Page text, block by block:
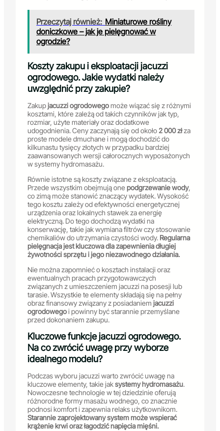
Przeczytaj również: Miniaturowe rośliny
doniczkowe – jak je pielęgnować w
ogrodzie?
Koszty zakupu i eksploatacji jacuzzi
ogrodowego. Jakie wydatki należy
uwzględnić przy zakupie?
Zakupjacuzzi ogrodowegomoże wiązać się z różnymi
kosztami, które zależą od takich czynników jak typ,
rozmiar, użyte materiały oraz dodatkowe
udogodnienia. Ceny zaczynają się od około 2 000 złza
proste modele dmuchane i mogą dochodzić do
kilkunastu tysięcy złotych w przypadku bardziej
zaawansowanych wersji całorocznych wyposażonych
w systemy hydromasażu.
Równie istotne są koszty związane z eksploatacją.
Przede wszystkim obejmują one podgrzewanie wody,
co zimą może stanowić znaczący wydatek. Wysokość
tego kosztu zależy od efektywności energetycznej
urządzenia oraz lokalnych stawek za energię
elektryczną. Do tego dochodzą wydatki na
konserwację, takie jak wymiana filtrów czy stosowanie
chemikaliów do utrzymania czystości wody. Regularna
pielęgnacja jest kluczowa dla zapewnienia długiej
żywotności sprzętu i jego niezawodnego działania.
Nie można zapomnieć o kosztach instalacji oraz
ewentualnych pracach przygotowawczych
związanych z umieszczeniem jacuzzi na posesji lub
tarasie. Wszystkie te elementy składają się na pełny
obraz finansowy związany z posiadaniem jacuzzi
ogrodowegoi powinny być starannie przemyślane
przed dokonaniem zakupu.
Kluczowe funkcje jacuzzi ogrodowego.
Na co zwrócić uwagę przy wyborze
idealnego modelu?
Podczas wyboru jacuzzi warto zwrócić uwagę na
kluczowe elementy, takie jaksystemy hydromasażu.
Nowoczesne technologie w tej dziedzinie oferują
różnorodne formy masażu wodnego, co znacznie
podnosi komfort i zapewnia relaks użytkownikom.
Starannie zaprojektowany system może wspierać
krążenie krwi oraz łagodzić napięcia mięśni.